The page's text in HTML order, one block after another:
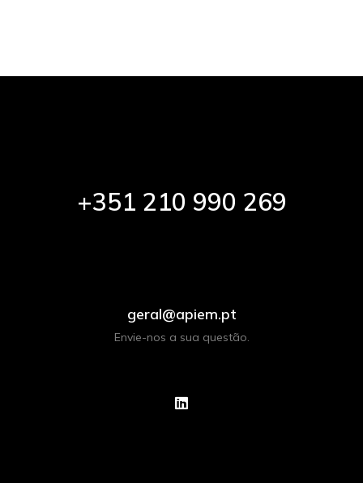
+351 210 990 269
geral@apiem.pt
Envie-nos a sua questão.